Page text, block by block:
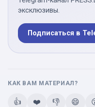
эксклюзивы.
Подписаться в
КАК ВАМ МАТЕРИАЛ?
👍 ❤️ 👎 😄